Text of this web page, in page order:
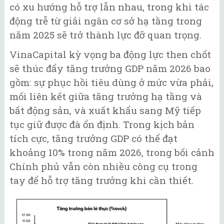
có xu hướng hỗ trợ lẫn nhau, trong khi tác
động trễ từ giải ngân cơ sở hạ tầng trong
năm 2025 sẽ trở thành lực đỡ quan trọng.
VinaCapital kỳ vọng ba động lực then chốt
sẽ thúc đẩy tăng trưởng GDP năm 2026 bao
gồm: sự phục hồi tiêu dùng ở mức vừa phải,
mối liên kết giữa tăng trưởng hạ tầng và
bất động sản, và xuất khẩu sang Mỹ tiếp
tục giữ được đà ổn định. Trong kịch bản
tích cực, tăng trưởng GDP có thể đạt
khoảng 10% trong năm 2026, trong bối cảnh
Chính phủ vẫn còn nhiều công cụ trong
tay để hỗ trợ tăng trưởng khi cần thiết.